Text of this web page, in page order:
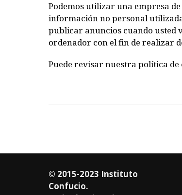
Podemos utilizar una empresa
información no personal
publicar anuncios cuando usted
ordenador con el fin de realizar
Puede revisar nuestra política de
© 2015-2023 Instituto
Confucio.